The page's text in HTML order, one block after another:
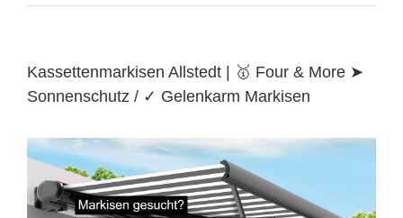
Kassettenmarkisen Allstedt | 🥇 Four & More ➤
Sonnenschutz / ✓ Gelenkarm Markisen